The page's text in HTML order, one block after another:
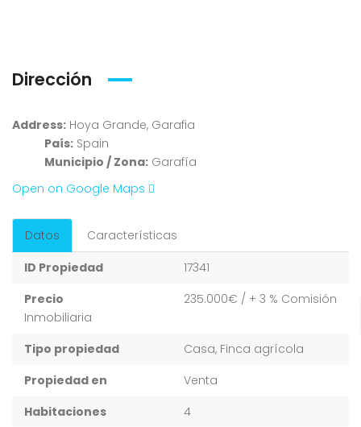
Dirección
Address: Hoya Grande, Garafia
País: Spain
Municipio / Zona: Garafía
Open on Google Maps
Datos
Características
ID Propiedad
17341
Precio
235.000€ / + 3 % Comisión
Inmobiliaria
Tipo propiedad
Casa, Finca agrícola
Propiedad en
Venta
Habitaciones
4